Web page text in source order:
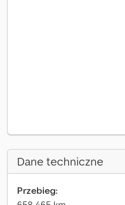
Dane techniczne
Przebieg: